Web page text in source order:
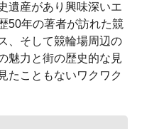
遺産があり興味深いエ
50年の著者が訪れた競
、そして競輪場周辺の
魅力と街の歴史的な見
たこともないワクワク